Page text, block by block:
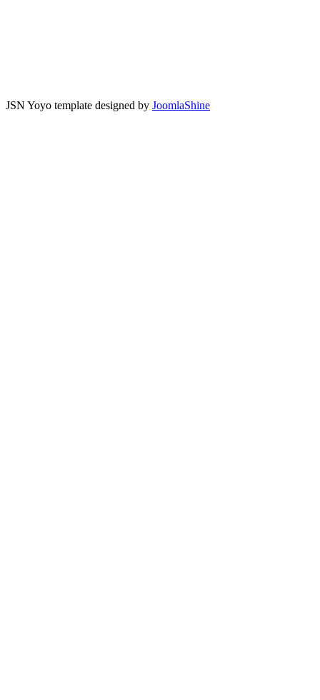
JSN Yoyo template designed by JoomlaShine